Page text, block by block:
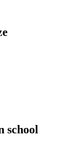
school